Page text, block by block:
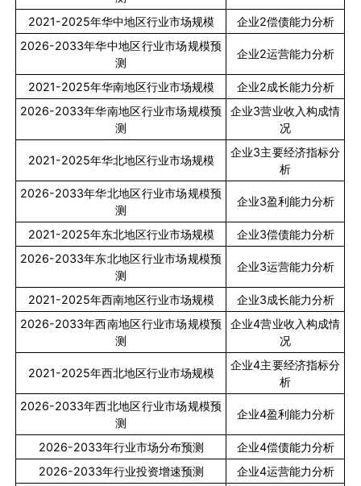
2021-2025年华中地区行业市场规模 企业2偿债能力分析
2026-2033年华中地区行业市场规模预
测
企业2运营能力分析
2021-2025年华南地区行业市场规模 企业2成长能力分析
2026-2033年华南地区行业市场规模预
测
企业3营业收入构成情
况
2021-2025年华北地区行业市场规模
企业3主要经济指标分
析
2026-2033年华北地区行业市场规模预
测
企业3盈利能力分析
2021-2025年东北地区行业市场规模 企业3偿债能力分析
2026-2033年东北地区行业市场规模预
测
企业3运营能力分析
2021-2025年西南地区行业市场规模 企业3成长能力分析
2026-2033年西南地区行业市场规模预
测
企业4营业收入构成情
况
2021-2025年西北地区行业市场规模
企业4主要经济指标分
析
2026-2033年西北地区行业市场规模预
测
企业4盈利能力分析
2026-2033年行业市场分布预测 企业4偿债能力分析
2026-2033年行业投资增速预测 企业4运营能力分析